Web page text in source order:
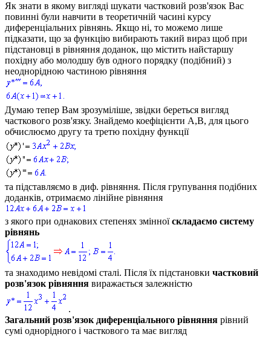
Як знати в якому вигляді шукати частковий розв'язок Вас
повинні були навчити в теоретичній часині курсу
диференціальних рівнянь. Якщо ні, то можемо лише
підказати, що за функцію вибирають такий вираз щоб при
підстановці в рівняння доданок, що містить найстаршу
похідну або молодшу був одного порядку (подібний) з
неоднорідною частиною рівняння
Думаю тепер Вам зрозуміліше, звідки береться вигляд
часткового розв'язку. Знайдемо коефіцієнти A,B, для цього
обчислюємо другу та третю похідну функції
та підставляємо в диф. рівняння. Після групування подібних
доданків, отримаємо лінійне рівняння
з якого при однакових степенях змінноїскладаємо систему
рівнянь
та знаходимо невідомі сталі. Після їх підстановки частковий
розв'язок рівняння виражається залежністю
.
Загальний розв'язок диференціального рівняння рівний
сумі однорідного і часткового та має вигляд